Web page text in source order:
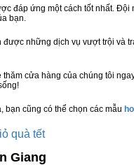
đáp ứng một cách tốt nhất.
bạn.
những dịch vụ vượt trội và
cửa hàng của chúng tôi
bạn cũng có thể chọn các mẫu
quà tết
Giang